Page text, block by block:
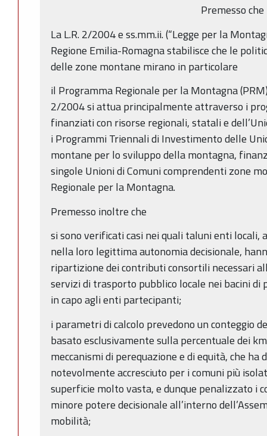
Premesso che
La L.R. 2/2004 e ss.mm.ii. (“Legge per la
Regione Emilia-Romagna stabilisce che le
delle zone montane mirano in particolare
il Programma Regionale per la Montagna
2/2004 si attua principalmente attraverso i
finanziati con risorse regionali, statali e
i Programmi Triennali di Investimento delle
montane per lo sviluppo della montagna,
singole Unioni di Comuni comprendenti zone
Regionale per la Montagna.
Premesso inoltre che
si sono verificati casi nei quali taluni enti
nella loro legittima autonomia decisionale,
ripartizione dei contributi consortili necessari
servizi di trasporto pubblico locale nei bacini
in capo agli enti partecipanti;
i parametri di calcolo prevedono un conteggio
basato esclusivamente sulla percentuale dei
meccanismi di perequazione e di equità, che
notevolmente accresciuto per i comuni più
superficie molto vasta, e dunque penalizzato i
minore potere decisionale all’interno
mobilità;